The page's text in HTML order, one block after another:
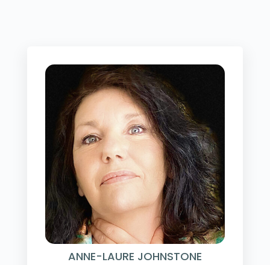
ANNE-LAURE JOHNSTONE